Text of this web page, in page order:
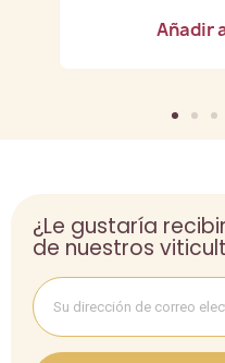
Añadir
¿Le gustaría
de nuestros